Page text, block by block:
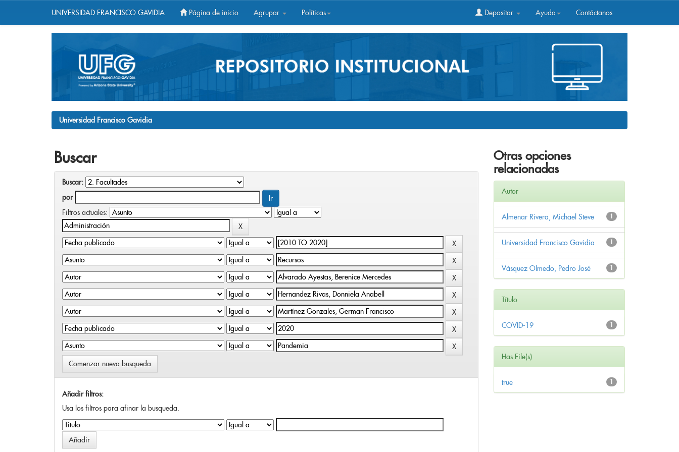
UNIVERSIDAD FRANCISCO GAVIDIA Página de inicio Agrupar Políticas Depositar Ayuda Contáctanos
Universidad Francisco Gavidia
Buscar
Buscar:
por
Filtros actuales:
Comenzar nueva busqueda
Añadir filtros:
Usa los filtros para afinar la busqueda.
Otras opciones
relacionadas
Autor
1
Almenar Rivera, Michael Steve
1
Universidad Francisco Gavidia
1
Vásquez Olmedo, Pedro José
Título
1
COVID-19
Has File(s)
1
true